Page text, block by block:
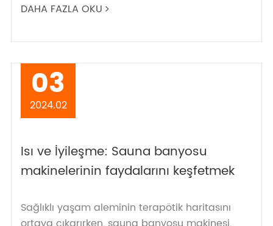
DAHA FAZLA OKU
03
2024.02
Isı ve İyileşme: Sauna banyosu
makinelerinin faydalarını keşfetmek
Sağlıklı yaşam aleminin terapötik haritasını